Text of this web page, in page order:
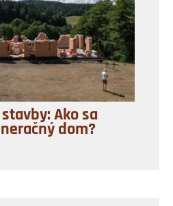
Ako sa
dom?